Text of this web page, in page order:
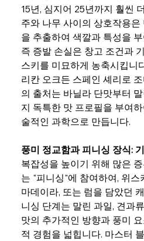
15년, 심지어 25년까지 훨씬
주와 나무 사이의 상호작용
을 추출하여 색깔과 특성을
즉 증발 손실은 창고 조건과
스키를 미묘하게 농축시킵니
리칸 오크든 스페인 셰리로
의 출처는 바닐라 단맛부터
지 독특한 맛 프로필을 부여
술적인 과학으로 만듭니다.
풍미 정교함과 피니싱 장식:
복잡성을 높이기 위해 많은
는 "피니싱"에 참여하여, 위스
마데이라, 또는 럼을 담았던
니싱 단계는 말린 과일, 견과
맛의 추가적인 방향과 풍미
적 경험을 넓힙니다. 마스터